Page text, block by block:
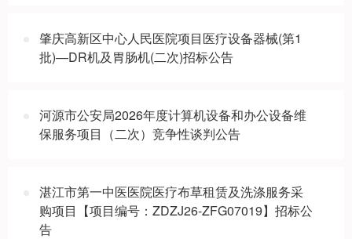
肇庆高新区中心人民医院项目医疗设备器械(第1
批)—DR机及胃肠机(二次)招标公告
河源市公安局2026年度计算机设备和办公设备维
保服务项目（二次）竞争性谈判公告
湛江市第一中医医院医疗布草租赁及洗涤服务采
购项目【项目编号：ZDZJ26-ZFG07019】招标公
告